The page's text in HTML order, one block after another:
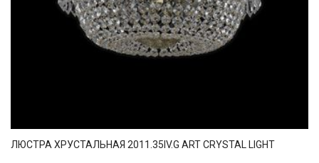
ЛЮСТРА ХРУСТАЛЬНАЯ 2011.35IV.G ART CRYSTAL LIGHT